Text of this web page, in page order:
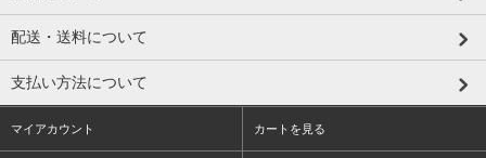
配送・送料について
支払い方法について
マイアカウント カートを見る